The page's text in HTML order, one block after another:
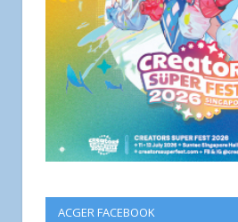
ACGER FACEBOOK